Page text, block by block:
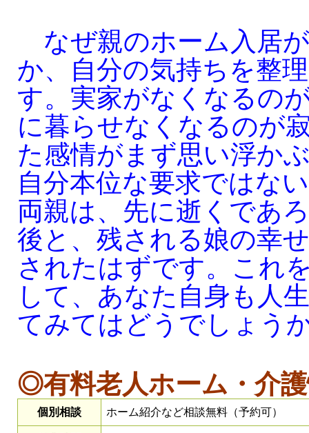
なぜ親のホーム入居
か、自分の気持ちを整
す。実家がなくなるの
に暮らせなくなるのが
た感情がまず思い浮か
自分本位な要求ではな
両親は、先に逝くであ
後と、残される娘の幸
されたはずです。これ
して、あなた自身も人
てみてはどうでしょう
◎有料老人ホーム・介
個別相談 ホーム紹介など相談無料（予約可）